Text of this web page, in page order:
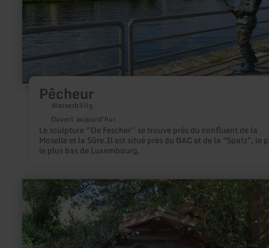
Pêcheur
Wasserbillig
Ouvert aujourd'hui
Le sculpture ''De Fescher'' se trouve près du confluent de la
Moselle et la Sûre.Il est situé près du BAC et de la "Spatz", le
le plus bas de Luxembourg.
en
savoir
plus
sur
Hobbit-
Hütte